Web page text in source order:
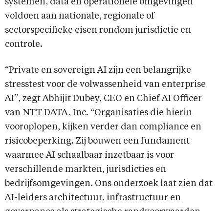
systemen, data en operationele omgevingen
voldoen aan nationale, regionale of
sectorspecifieke eisen rondom jurisdictie en
controle.
“Private en sovereign AI zijn een belangrijke
stresstest voor de volwassenheid van enterprise
AI”, zegt Abhijit Dubey, CEO en Chief AI Officer
van NTT DATA, Inc. “Organisaties die hierin
vooroplopen, kijken verder dan compliance en
risicobeperking. Zij bouwen een fundament
waarmee AI schaalbaar inzetbaar is voor
verschillende markten, jurisdicties en
bedrijfsomgevingen. Ons onderzoek laat zien dat
AI-leiders architectuur, infrastructuur en